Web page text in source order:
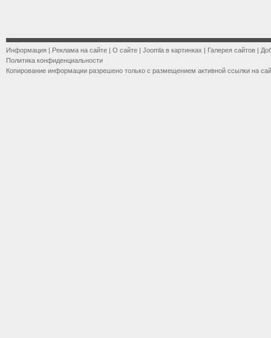
Информация | Реклама на сайте | О сайте | Joomla в картинках | Галерея сайтов |
Политика конфиденциальности
Копирование информации разрешено только с размещением активной ссылки на